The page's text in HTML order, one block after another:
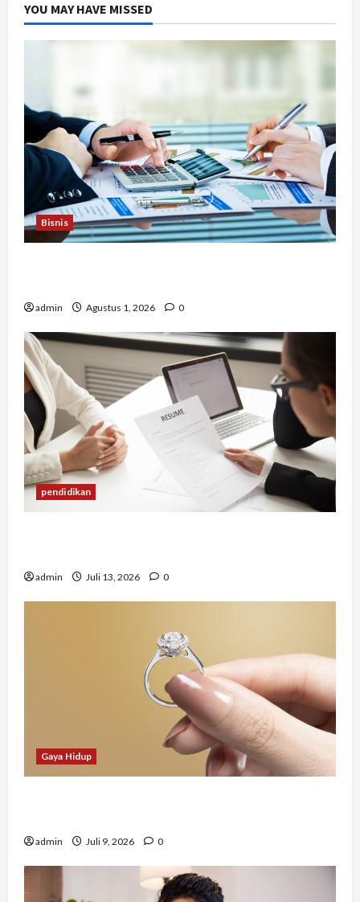
YOU MAY HAVE MISSED
Bisnis
admin Agustus 1, 2026 0
pendidikan
admin Juli 13, 2026 0
Gaya Hidup
admin Juli 9, 2026 0